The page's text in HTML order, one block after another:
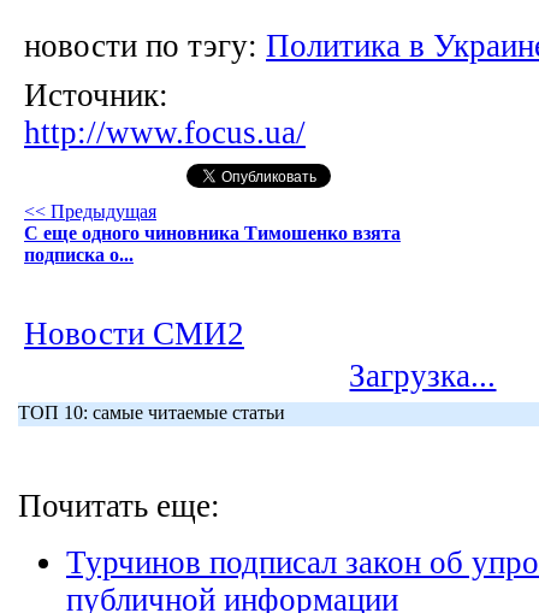
новости по тэгу: Политика в
Источник:
http://www.focus.ua/
<< Предыдущая
С еще одного чиновника Тимошенко взята
подписка о...
Новости СМИ2
Загрузка...
ТОП 10: самые читаемые статьи
Почитать еще:
Турчинов подписал закон об
публичной информации